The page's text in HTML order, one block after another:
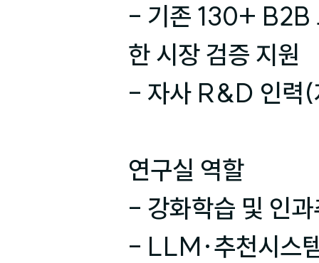
- 기존 130+ B2B
한 시장 검증 지원
- 자사 R&D 인력(
연구실 역할
- 강화학습 및 인
- LLM·추천시스